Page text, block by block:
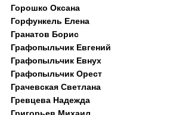
Горошко Оксана
Горфункель Елена
Гранатов Борис
Графопыльчик Евгений
Графопыльчик Евнух
Графопыльчик Орест
Грачевская Светлана
Гревцева Надежда